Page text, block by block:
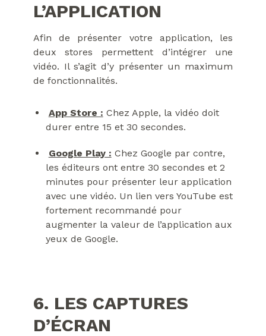
L’APPLICATION
Afin de présenter votre application, les
deux stores permettent d’intégrer une
vidéo. Il s’agit d’y présenter un maximum
de fonctionnalités.
App Store : Chez Apple, la vidéo doit
durer entre 15 et 30 secondes.
Google Play : Chez Google par contre,
les éditeurs ont entre 30 secondes et 2
minutes pour présenter leur application
avec une vidéo. Un lien vers YouTube est
fortement recommandé pour
augmenter la valeur de l’application aux
yeux de Google.
6. LES CAPTURES
D’ÉCRAN